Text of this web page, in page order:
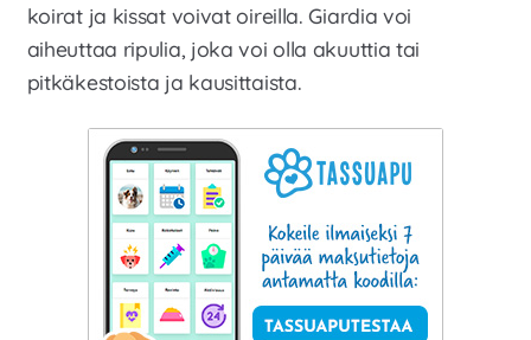
koirat ja kissat voivat oireilla. Giardia voi
aiheuttaa ripulia, joka voi olla akuuttia tai
pitkäkestoista ja kausittaista.